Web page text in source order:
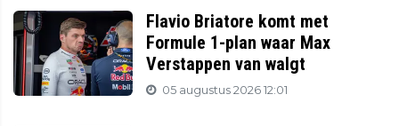
Flavio Briatore komt met
Formule 1-plan waar Max
Verstappen van walgt
05 augustus 2026 12:01